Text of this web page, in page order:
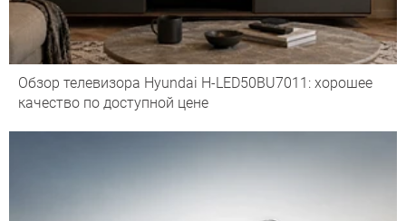
Обзор телевизора Hyundai H-LED50BU7011: хорошее
качество по доступной цене